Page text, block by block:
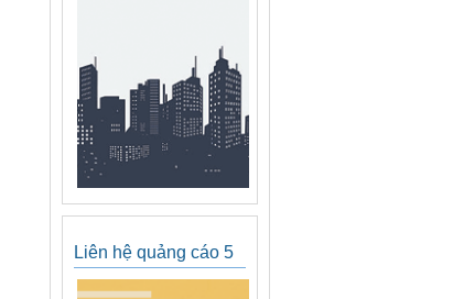
Liên hệ quảng cáo 5